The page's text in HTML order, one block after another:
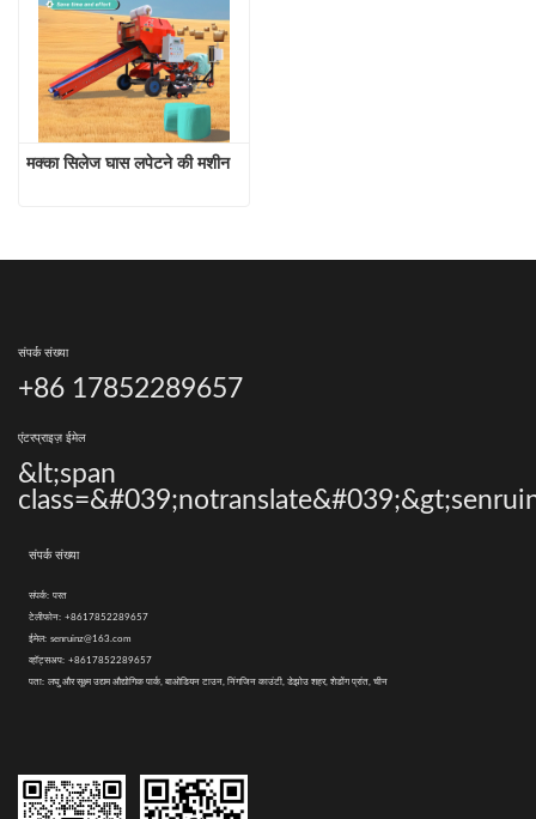
मक्का सिलेज घास लपेटने की मशीन
संपर्क संख्या
+86 17852289657
एंटरप्राइज़ ईमेल
&lt;span
संपर्क संख्या
संपर्क: परत
टेलीफोन: +8617852289657
ईमेल: senruinz@163.com
व्हॉट्सअप: +8617852289657
पता: लघु और सूक्ष्म उद्यम औद्योगिक पार्क, बाओडियन टाउन, निंगजिन काउंटी, डेझोउ शहर, शेडोंग प्रांत, चीन